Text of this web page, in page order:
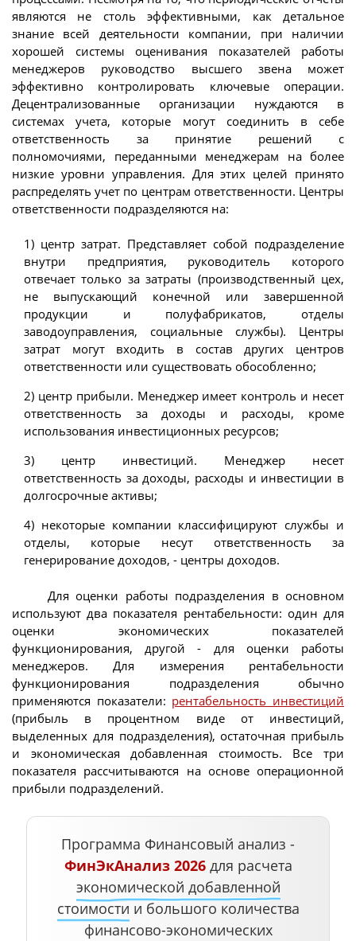
являются не столь эффективными, как детальное
знание всей деятельности компании, при наличии
хорошей системы оценивания показателей работы
менеджеров руководство высшего звена может
эффективно контролировать ключевые операции.
Децентрализованные организации нуждаются в
системах учета, которые могут соединить в себе
ответственность за принятие решений с
полномочиями, переданными менеджерам на более
низкие уровни управления. Для этих целей принято
распределять учет по центрам ответственности. Центры
ответственности подразделяются на:
1) центр затрат. Представляет собой подразделение
внутри предприятия, руководитель которого
отвечает только за затраты (производственный цех,
не выпускающий конечной или завершенной
продукции и полуфабрикатов, отделы
заводоуправления, социальные службы). Центры
затрат могут входить в состав других центров
ответственности или существовать обособленно;
2) центр прибыли. Менеджер имеет контроль и несет
ответственность за доходы и расходы, кроме
использования инвестиционных ресурсов;
3) центр инвестиций. Менеджер несет
ответственность за доходы, расходы и инвестиции в
долгосрочные активы;
4) некоторые компании классифицируют службы и
отделы, которые несут ответственность за
генерирование доходов, - центры доходов.
Для оценки работы подразделения в основном
используют два показателя рентабельности: один для
оценки экономических показателей
функционирования, другой - для оценки работы
менеджеров. Для измерения рентабельности
функционирования подразделения обычно
применяются показатели: рентабельность инвестиций
(прибыль в процентном виде от инвестиций,
выделенных для подразделения), остаточная прибыль
и экономическая добавленная стоимость. Все три
показателя рассчитываются на основе операционной
прибыли подразделений.
Программа Финансовый анализ -
ФинЭкАнализ 2026для расчета
экономической добавленной
стоимости и большого количества
финансово-экономических